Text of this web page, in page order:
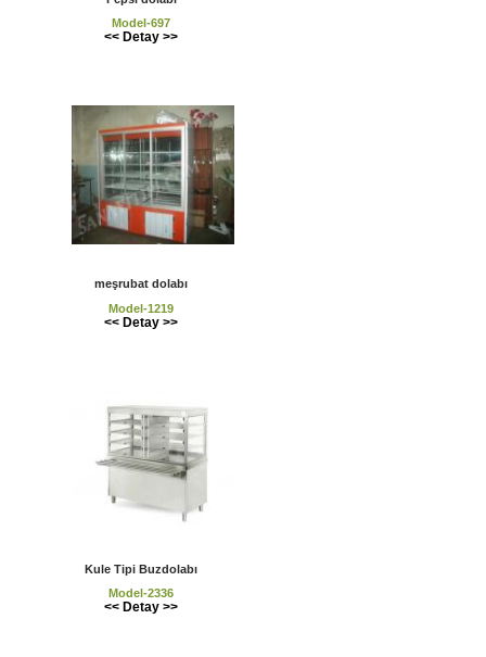
Model-697
<< Detay >>
meşrubat dolabı
Model-1219
<< Detay >>
Kule Tipi Buzdolabı
Model-2336
<< Detay >>